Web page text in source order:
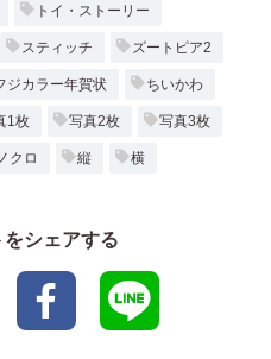
トイ・ストーリー
スティッチ ズートピア2
ジカラー年賀状 ちいかわ
1枚 写真2枚 写真3枚
クロ 縦 横
シェアする